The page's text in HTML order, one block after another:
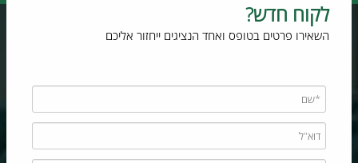
לקוח חדש?
השאירו פרטים בטופס ואחד הנציגים ייחזור אליכם